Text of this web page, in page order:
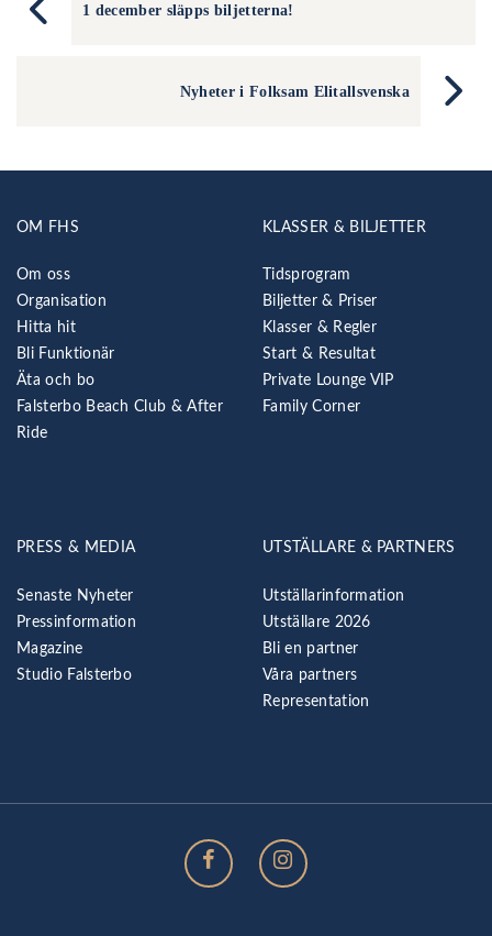
1 december släpps biljetterna!
Nyheter i Folksam Elitallsvenska
OM FHS
Om oss
Organisation
Hitta hit
Bli Funktionär
Äta och bo
Falsterbo Beach Club & After
Ride
KLASSER & BILJETTER
Tidsprogram
Biljetter & Priser
Klasser & Regler
Start & Resultat
Private Lounge VIP
Family Corner
PRESS & MEDIA
Senaste Nyheter
Pressinformation
Magazine
Studio Falsterbo
UTSTÄLLARE & PARTNERS
Utställarinformation
Utställare 2026
Bli en partner
Våra partners
Representation